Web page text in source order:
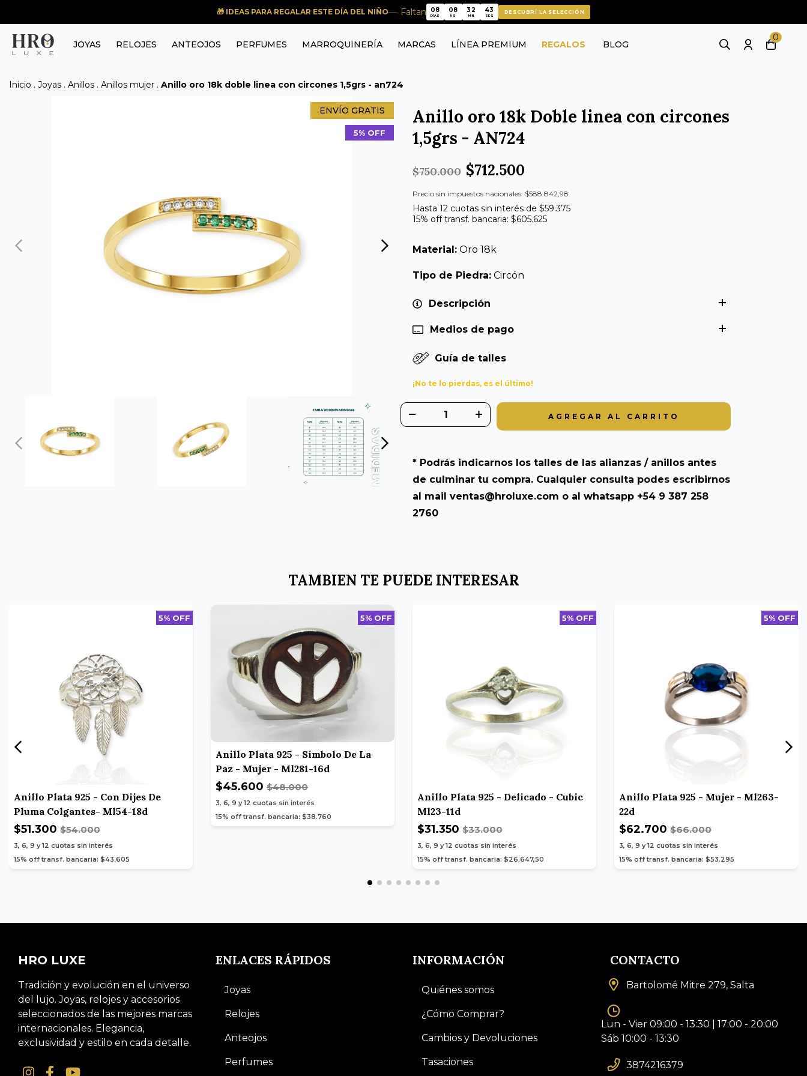
🎁 IDEAS PARA REGALAR ESTE DÍA DEL NIÑO Faltan
08
08
DÍAS
08
08
HS
32
32
MIN
43
43
SEG
DESCUBRÍ LA SELECCIÓN
JOYAS RELOJES ANTEOJOS PERFUMES MARROQUINERÍA MARCAS LÍNEA PREMIUM REGALOS BLOG
0
Inicio . Joyas . Anillos . Anillos mujer . Anillo oro 18k doble linea con circones 1,5grs - an724
ENVÍO GRATIS
5% OFF
Anillo oro 18k Doble linea con circones
1,5grs - AN724
$750.000 $712.500
Precio sin impuestos nacionales: $588.842,98
Hasta 12 cuotas sin interés de $59.375
15% off transf. bancaria: $605.625
Material: Oro 18k
Tipo de Piedra: Circón
Descripción
Medios de pago
Guía de talles
¡No te lo pierdas, es el último!
* Podrás indicarnos los talles de las alianzas / anillos antes
de culminar tu compra. Cualquier consulta podes escribirnos
al mail ventas@hroluxe.com o al whatsapp +54 9 387 258
2760
TAMBIEN TE PUEDE INTERESAR
5% OFF
Anillo Plata 925 - Con Dijes De
Pluma Colgantes- Ml54-18d
$51.300 $54.000
3, 6, 9 y 12 cuotas sin interés
15% off transf. bancaria: $43.605
5% OFF
Anillo Plata 925 - Símbolo De La
Paz - Mujer - Ml281-16d
$45.600 $48.000
3, 6, 9 y 12 cuotas sin interés
15% off transf. bancaria: $38.760
5% OFF
Anillo Plata 925 - Delicado - Cubic
Ml23-11d
$31.350 $33.000
3, 6, 9 y 12 cuotas sin interés
15% off transf. bancaria: $26.647,50
5% OFF
Anillo Plata 925 - Mujer - Ml263-
22d
$62.700 $66.000
3, 6, 9 y 12 cuotas sin interés
15% off transf. bancaria: $53.295
HRO LUXE
Tradición y evolución en el universo
del lujo. Joyas, relojes y accesorios
seleccionados de las mejores marcas
internacionales. Elegancia,
exclusividad y estilo en cada detalle.
ENLACES RÁPIDOS
Joyas
Relojes
Anteojos
Perfumes
INFORMACIÓN
Quiénes somos
¿Cómo Comprar?
Cambios y Devoluciones
Tasaciones
CONTACTO
Bartolomé Mitre 279, Salta
Lun - Vier 09:00 - 13:30 | 17:00 - 20:00
Sáb 10:00 - 13:30
3874216379